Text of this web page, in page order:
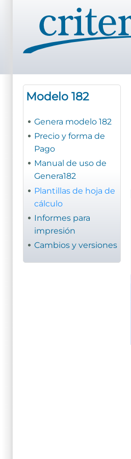
contenido
principal
Modelo 182
Genera modelo 182
Precio y forma de
Pago
Manual de uso de
Genera182
Plantillas de hoja de
cálculo
Informes para
impresión
Cambios y versiones